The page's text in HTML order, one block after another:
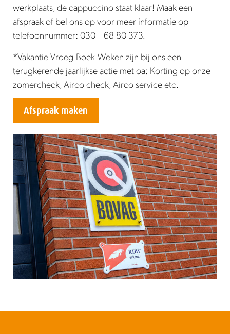
werkplaats, de cappuccino staat klaar! Maak een
afspraak of bel ons op voor meer informatie op
telefoonnummer: 030 – 68 80 373.
*Vakantie-Vroeg-Boek-Weken zijn bij ons een
terugkerende jaarlijkse actie met oa: Korting op onze
zomercheck, Airco check, Airco service etc.
Afspraak maken